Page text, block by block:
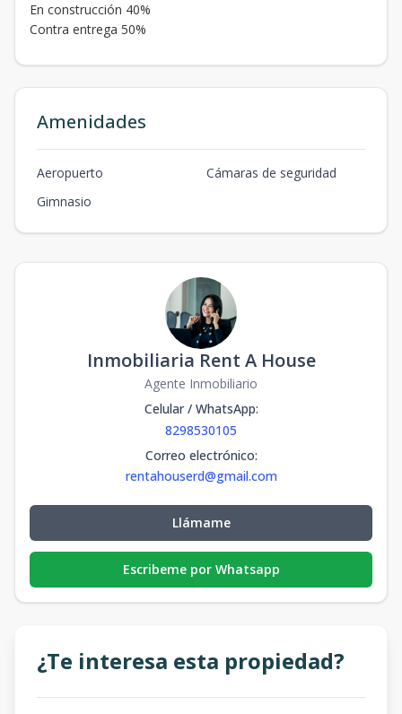
En construcción 40%
Contra entrega 50%
Amenidades
Aeropuerto
Cámaras de seguridad
Gimnasio
Inmobiliaria Rent A House
Agente Inmobiliario
Celular / WhatsApp:
8298530105
Correo electrónico:
rentahouserd@gmail.com
Llámame
Escribeme por Whatsapp
¿Te interesa esta propiedad?